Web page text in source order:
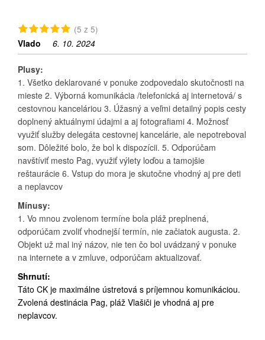
(5 z 5)
Vlado
6. 10. 2024
Plusy:
1. Všetko deklarované v ponuke zodpovedalo skutočnosti na
mieste 2. Výborná komunikácia /telefonická aj internetová/ s
cestovnou kanceláriou 3. Úžasný a veľmi detailný popis cesty
doplnený aktuálnymi údajmi a aj fotografiami 4. Možnosť
využiť služby delegáta cestovnej kancelárie, ale nepotreboval
som. Dôležité bolo, že bol k dispozícii. 5. Odporúčam
navštíviť mesto Pag, využiť výlety loďou a tamojšie
reštaurácie 6. Vstup do mora je skutočne vhodný aj pre deti
a neplavcov
Mínusy:
1. Vo mnou zvolenom termíne bola pláž preplnená,
odporúčam zvoliť vhodnejší termín, nie začiatok augusta. 2.
Objekt už mal iný názov, nie ten čo bol uvádzaný v ponuke
na internete a v zmluve, odporúčam aktualizovať.
Shrnutí:
Táto CK je maximálne ústretová s príjemnou komunikáciou.
Zvolená destinácia Pag, pláž Vlašiči je vhodná aj pre
neplavcov.